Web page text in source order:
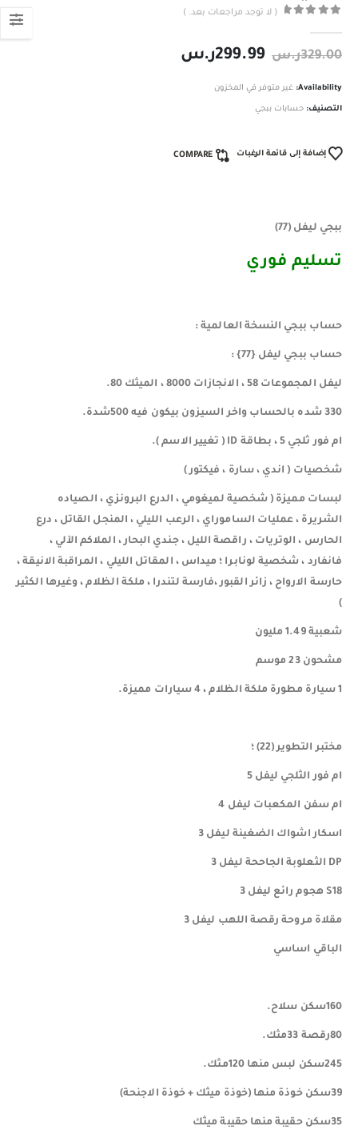
( لا توجد مراجعات بعد. )
329.00ر.س 299.99ر.س
Availability: غير متوفر في المخزون
التصنيف: حسابات ببجي
إضافة إلى قائمة الرغبات COMPARE
ببجي ليفل (77)
تسليم فوري
حساب ببجي النسخة العالمية :
حساب ببجي ليفل {77} :
ليفل المجموعات 58 ، الانجازات 8000 ، الميثك 80.
330 شده بالحساب واخر السيزون بيكون فيه 500شدة.
ام فور ثلجي 5 ، بطاقة ID ( تغيير الاسم ).
شخصيات ( اندي ، سارة ، فيكتور )
لبسات مميزة ( شخصية لميغومي ، الدرع البرونزي ، الصياده
الشريرة ، عمليات الساموراي ، الرعب الليلي ، المنجل القاتل ، درع
الحارس ، الوتريات ، راقصة الليل ، جندي البحار ، الملاكم الآلي ،
فانفارد ، شخصية لونابرا ؛ ميداس ، المقاتل الليلي ، المراقبة الانيقة ،
حارسة الارواح ، زائر القبور ،فارسة لتندرا ، ملكة الظلام ، وغيرها الكثير
)
شعبية 1.49 مليون
مشحون 23 موسم
1 سيارة مطورة ملكة الظلام ، 4 سيارات مميزة.
مختبر التطوير (22) ؛
ام فور الثلجي ليفل 5
ام سفن المكعبات ليفل 4
اسكار اشواك الضغينة ليفل 3
DP الثعلوبة الجاححة ليفل 3
S18 هجوم رائع ليفل 3
مقلاة مروحة رقصة اللهب ليفل 3
الباقي اساسي
160سكن سلاح.
80رقصة 33مثك.
245سكن لبس منها 120مثك.
39سكن خوذة منها (خوذة ميثك + خوذة الاجنحة)
35سكن حقيبة منها حقيبة ميثك